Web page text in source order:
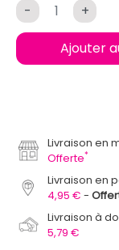
- +
Ajouter
Livraison en
Offerte*
Livraison en
4,95 €
Livraison à
5,79 €